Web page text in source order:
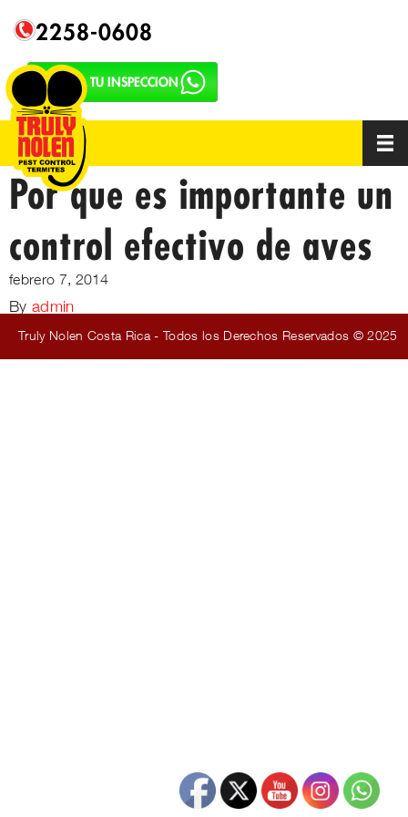
2258-0608
SOLICITA TU INSPECCION
Por que es importante un
control efectivo de aves
febrero 7, 2014
By admin
Truly Nolen Costa Rica - Todos los Derechos Reservados © 2025